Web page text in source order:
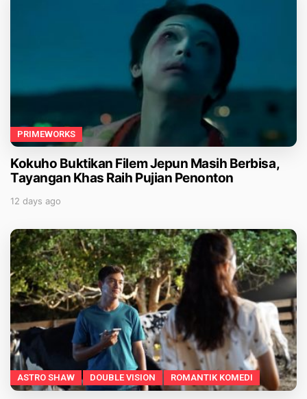
PRIMEWORKS
Kokuho Buktikan Filem Jepun Masih Berbisa,
Tayangan Khas Raih Pujian Penonton
12 days ago
ASTRO SHAW DOUBLE VISION ROMANTIK KOMEDI